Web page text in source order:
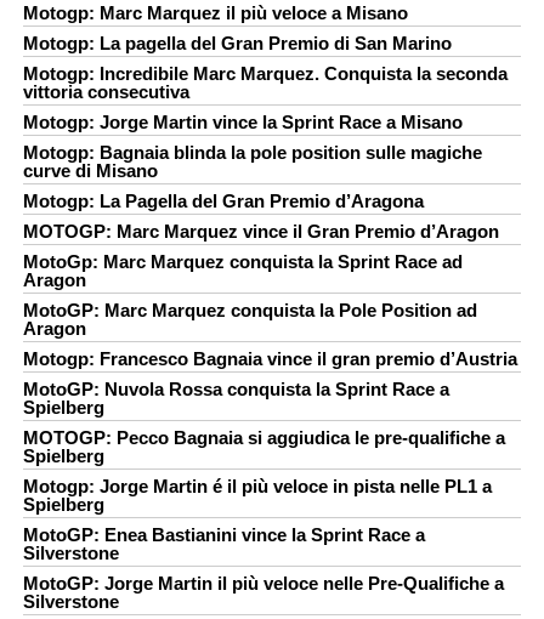
Motogp: Marc Marquez il più veloce a Misano
Motogp: La pagella del Gran Premio di San Marino
Motogp: Incredibile Marc Marquez. Conquista la seconda
vittoria consecutiva
Motogp: Jorge Martin vince la Sprint Race a Misano
Motogp: Bagnaia blinda la pole position sulle magiche
curve di Misano
Motogp: La Pagella del Gran Premio d’Aragona
MOTOGP: Marc Marquez vince il Gran Premio d’Aragon
MotoGp: Marc Marquez conquista la Sprint Race ad
Aragon
MotoGP: Marc Marquez conquista la Pole Position ad
Aragon
Motogp: Francesco Bagnaia vince il gran premio d’Austria
MotoGP: Nuvola Rossa conquista la Sprint Race a
Spielberg
MOTOGP: Pecco Bagnaia si aggiudica le pre-qualifiche a
Spielberg
Motogp: Jorge Martin é il più veloce in pista nelle PL1 a
Spielberg
MotoGP: Enea Bastianini vince la Sprint Race a
Silverstone
MotoGP: Jorge Martin il più veloce nelle Pre-Qualifiche a
Silverstone